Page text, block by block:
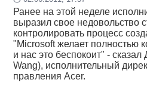
Ранее на этой неделе
выразил свое недовольство
контролировать процесс
"Microsoft желает полностью
и нас это беспокоит" -
Wang), исполнительный
правления Acer.